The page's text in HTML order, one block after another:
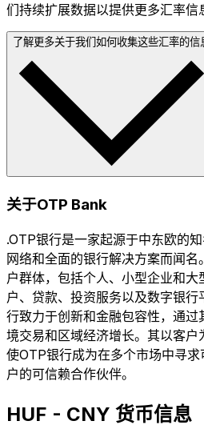
们持续扩展数据以提供更多汇率信
了解更多关于我们如何收集这些汇率的信
关于OTP Bank
.OTP银行是一家起源于中东欧的
网络和全面的银行解决方案而闻
户群体，包括个人、小型企业和
户、贷款、投资服务以及数字银
行致力于创新和金融包容性，通
境交易和区域经济增长。其以客户
使OTP银行成为在多个市场中寻
户的可信赖合作伙伴。
HUF - CNY 货币信息